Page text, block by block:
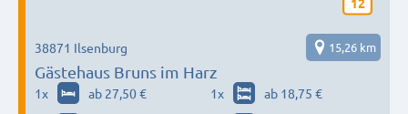
12
Gästehaus Bruns im Harz
38871 Ilsenburg 15,26 km
1x ab 27,50 € 1x
ab 18,75 €